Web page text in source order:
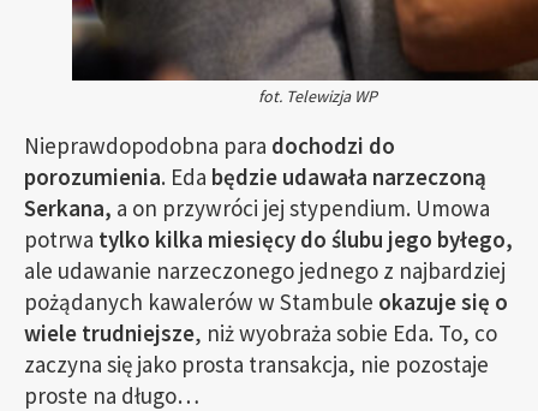
fot. Telewizja WP
Nieprawdopodobna para dochodzi do
porozumienia. Eda będzie udawała narzeczoną
Serkana, a on przywróci jej stypendium. Umowa
potrwa tylko kilka miesięcy do ślubu jego byłego,
ale udawanie narzeczonego jednego z najbardziej
pożądanych kawalerów w Stambule okazuje się o
wiele trudniejsze, niż wyobraża sobie Eda. To, co
zaczyna się jako prosta transakcja, nie pozostaje
proste na długo…